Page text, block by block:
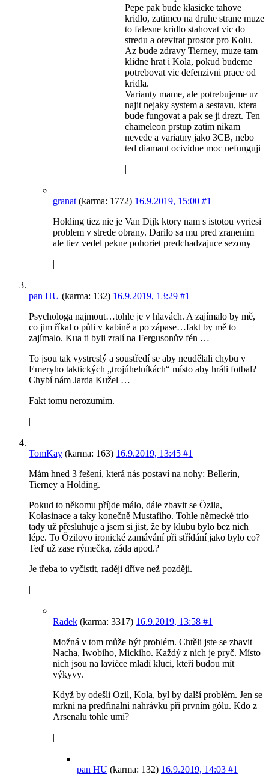
Pepe pak bude klasicke tahove
kridlo, zatimco na druhe strane muze
to falesne kridlo stahovat vic do
stredu a otevirat prostor pro Kolu.
Az bude zdravy Tierney, muze tam
klidne hrat i Kola, pokud budeme
potrebovat vic defenzivni prace od
kridla.
Varianty mame, ale potrebujeme uz
najit nejaky system a sestavu, ktera
bude fungovat a pak se ji drezt. Ten
chameleon prstup zatim nikam
nevede a variatny jako 3CB, nebo
ted diamant ocividne moc nefunguji
|
granat (karma: 1772) 16.9.2019, 15:00 #1
Holding tiez nie je Van Dijk ktory nam s istotou vyriesi
problem v strede obrany. Darilo sa mu pred zranenim
ale tiez vedel pekne pohoriet predchadzajuce sezony
|
pan HU (karma: 132) 16.9.2019, 13:29 #1
Psychologa najmout…tohle je v hlavách. A zajímalo by mě,
co jim říkal o půli v kabině a po zápase…fakt by mě to
zajímalo. Kua ti byli zralí na Fergusonův fén …
To jsou tak vystreslý a soustředí se aby neudělali chybu v
Emeryho taktických „trojúhelníkách“ místo aby hráli fotbal?
Chybí nám Jarda Kužel …
Fakt tomu nerozumím.
|
TomKay (karma: 163) 16.9.2019, 13:45 #1
Mám hned 3 řešení, která nás postaví na nohy: Bellerín,
Tierney a Holding.
Pokud to někomu příjde málo, dále zbavit se Özila,
Kolasinace a taky konečně Mustafiho. Tohle německé trio
tady už přesluhuje a jsem si jist, že by klubu bylo bez nich
lépe. To Özilovo ironické zamávání při střídání jako bylo co?
Teď už zase rýmečka, záda apod.?
Je třeba to vyčistit, raději dříve než později.
|
Radek (karma: 3317) 16.9.2019, 13:58 #1
Možná v tom může být problém. Chtěli jste se zbavit
Nacha, Iwobiho, Mickiho. Každý z nich je pryč. Místo
nich jsou na lavičce mladí kluci, kteří budou mít
výkyvy.
Když by odešli Ozil, Kola, byl by další problém. Jen se
mrkni na predfinalni nahrávku při prvním gólu. Kdo z
Arsenalu tohle umí?
|
pan HU (karma: 132) 16.9.2019, 14:03 #1